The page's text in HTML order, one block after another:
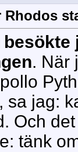
Rhodos
. När
sa jag:
Och
tänk